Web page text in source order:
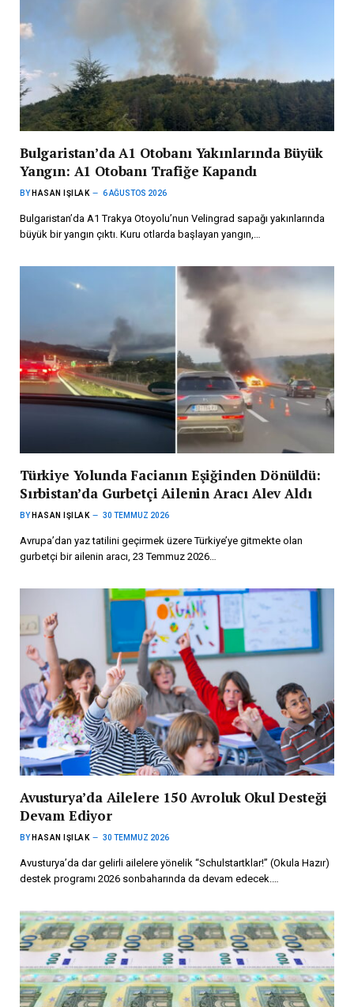
Bulgaristan’da A1 Otobanı Yakınlarında Büyük
Yangın: A1 Otobanı Trafiğe Kapandı
BY HASAN IŞILAK 6 AĞUSTOS 2026
Bulgaristan’da A1 Trakya Otoyolu’nun Velingrad sapağı yakınlarında
büyük bir yangın çıktı. Kuru otlarda başlayan yangın,…
Türkiye Yolunda Facianın Eşiğinden Dönüldü:
Sırbistan’da Gurbetçi Ailenin Aracı Alev Aldı
BY HASAN IŞILAK 30 TEMMUZ 2026
Avrupa’dan yaz tatilini geçirmek üzere Türkiye’ye gitmekte olan
gurbetçi bir ailenin aracı, 23 Temmuz 2026…
Avusturya’da Ailelere 150 Avroluk Okul Desteği
Devam Ediyor
BY HASAN IŞILAK 30 TEMMUZ 2026
Avusturya’da dar gelirli ailelere yönelik “Schulstartklar!” (Okula Hazır)
destek programı 2026 sonbaharında da devam edecek.…